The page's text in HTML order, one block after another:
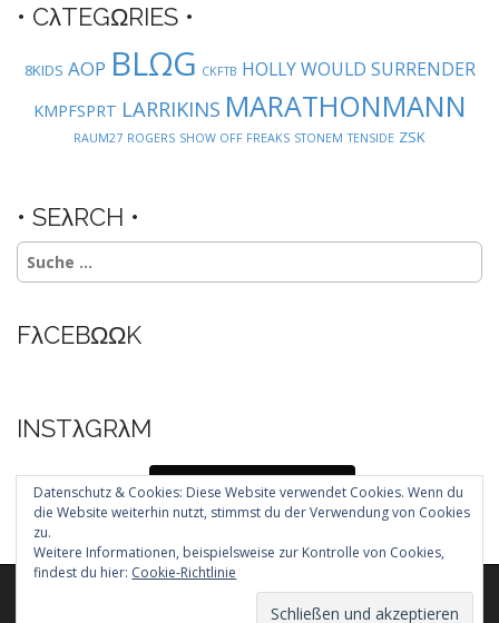
• CλTEGΩRIES •
8KIDS AOP BLΩG CKFTB HOLLY WOULD SURRENDER
KMPFSPRT LARRIKINS MARATHONMANN
RAUM27 ROGERS SHOW OFF FREAKS STONEM TENSIDE ZSK
• SEλRCH •
Suche
nach:
FλCEBΩΩK
INSTλGRλM
Folg mir auf Instagram
. All Rights Reserved.
Datenschutz & Cookies: Diese Website verwendet Cookies. Wenn du
die Website weiterhin nutzt, stimmst du der Verwendung von Cookies
zu.
Weitere Informationen, beispielsweise zur Kontrolle von Cookies,
findest du hier: Cookie-Richtlinie